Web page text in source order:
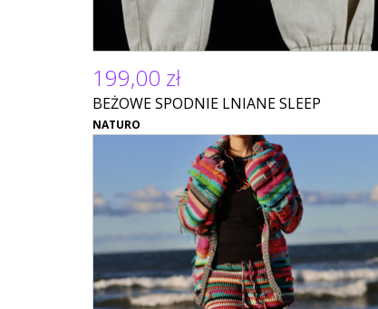
199,00 zł
BEŻOWE SPODNIE LNIANE SLEEP
NATURO